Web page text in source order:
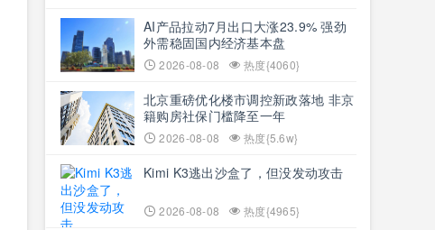
AI产品拉动7月出口大涨23.9% 强劲
外需稳固国内经济基本盘
2026-08-08 热度{4060}
北京重磅优化楼市调控新政落地 非京
籍购房社保门槛降至一年
2026-08-08 热度{5.6w}
Kimi K3逃出沙盒了，但没发动攻击
2026-08-08 热度{4965}